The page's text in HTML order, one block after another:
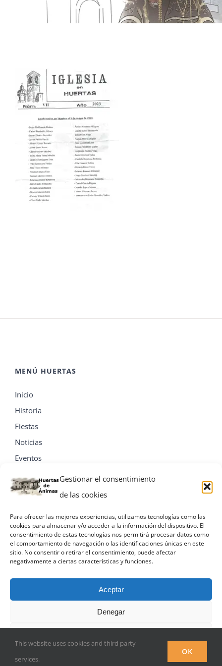
Gestionar el consentimiento
de las cookies
Para ofrecer las mejores experiencias, utilizamos tecnologías como las
cookies para almacenar y/o acceder a la información del dispositivo. El
consentimiento de estas tecnologías nos permitirá procesar datos como
el comportamiento de navegación o las identificaciones únicas en este
sitio. No consentir o retirar el consentimiento, puede afectar
negativamente a ciertas características y funciones.
Aceptar
Denegar
MENÚ HUERTAS
Inicio
Historia
Fiestas
Noticias
Eventos
Facebook
This website uses cookies and third party
services.
OK